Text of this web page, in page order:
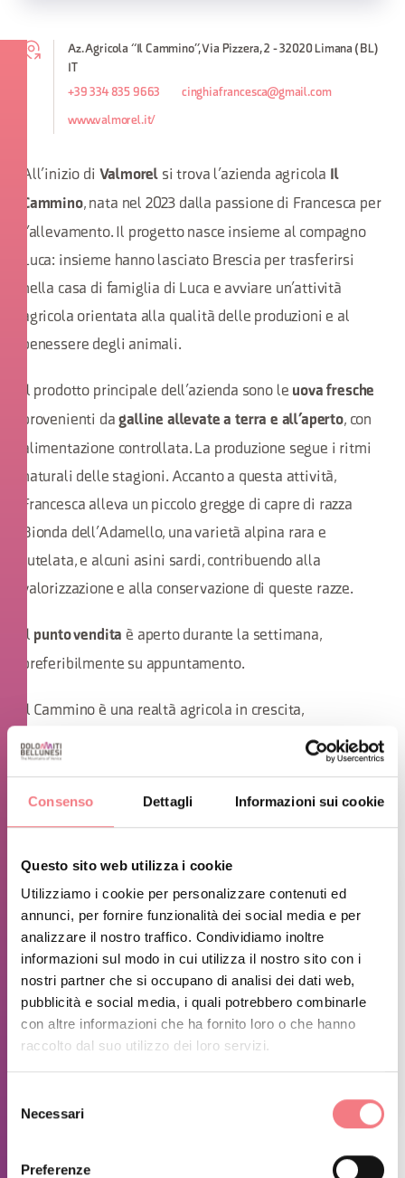
Consenso Dettagli Informazioni sui cookie
Questo sito web utilizza i cookie
Utilizziamo i cookie per personalizzare contenuti ed
annunci, per fornire funzionalità dei social media e per
analizzare il nostro traffico. Condividiamo inoltre
informazioni sul modo in cui utilizza il nostro sito con i
nostri partner che si occupano di analisi dei dati web,
pubblicità e social media, i quali potrebbero combinarle
con altre informazioni che ha fornito loro o che hanno
raccolto dal suo utilizzo dei loro servizi.
delNecessari
Preferenze
Az. Agricola “Il Cammino”, Via Pizzera, 2 - 32020 Limana (BL)
IT
+39 334 835 9663 cinghiafrancesca@gmail.com
www.valmorel.it/
All’inizio di Valmorel si trova l’azienda agricola
Il
Cammino, nata nel 2023 dalla passione di Francesca per
l’allevamento. Il progetto nasce insieme al compagno
Luca: insieme hanno lasciato Brescia per trasferirsi
nella casa di famiglia di Luca e avviare un’attività
agricola orientata alla qualità delle produzioni e al
benessere degli animali.
Il prodotto principale dell’azienda sono le uova fresche
provenienti dagalline allevate a terra e all’aperto, con
alimentazione controllata. La produzione segue i ritmi
naturali delle stagioni. Accanto a questa attività,
Francesca alleva un piccolo gregge di capre di razza
Bionda dell’Adamello, una varietà alpina rara e
tutelata, e alcuni asini sardi, contribuendo alla
valorizzazione e alla conservazione di queste razze.
Il punto vendita è aperto durante la settimana,
preferibilmente su appuntamento.
Il Cammino è una realtà agricola in crescita,
profondamente legata al territorio e attenta a un
1/5
INFORMAZIONI SUGLI ORARI